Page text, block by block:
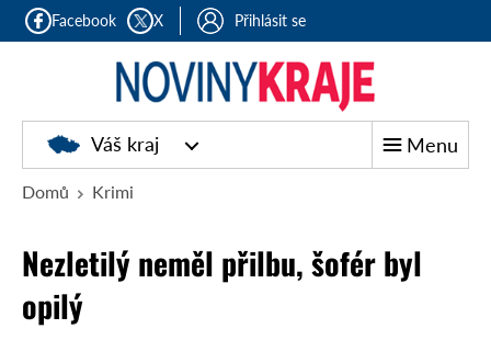
Facebook X Přihlásit se
Noviny
kraje
Váš kraj Menu
Domů Krimi
Nezletilý neměl přilbu, šofér byl
opilý